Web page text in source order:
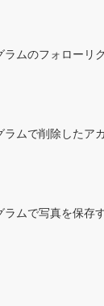
ラムのフォローリ
ラムで削除したア
ラムで写真を保存